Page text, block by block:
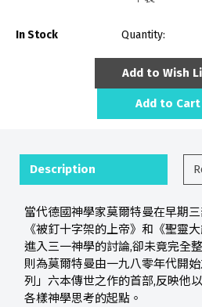
In Stock Quantity:
Add to Wish
Add to Cart
Description
當代德國神學家莫爾特曼在早期
《被釘十字架的上帝》和《聖靈
進入三一神學的討論,卻未竟完全
則為莫爾特曼由一九八零年代開
列」六本傳世之作的首部,反映他
各樣神學思考的起點。